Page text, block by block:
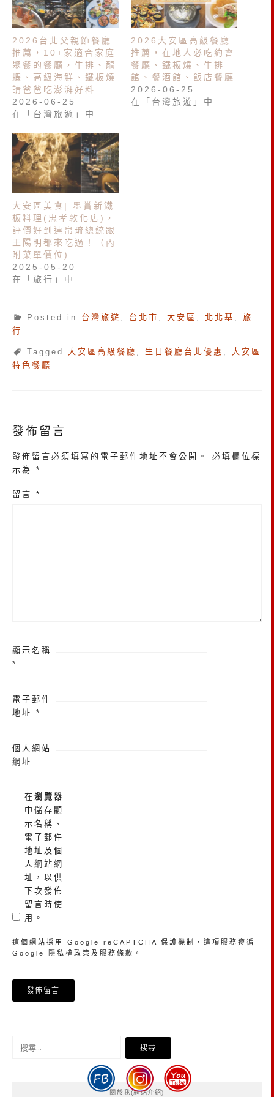
2026台北父親節餐廳
推薦，10+家適合家庭
聚餐的餐廳，牛排、龍
蝦、高級海鮮、鐵板燒
請爸爸吃澎湃好料
2026-06-25
在「台灣旅遊」中
2026大安區高級餐廳
推薦，在地人必吃約會
餐廳、鐵板燒、牛排
館、餐酒館、飯店餐廳
2026-06-25
在「台灣旅遊」中
大安區美食| 墨賞新鐵
板料理(忠孝敦化店)，
評價好到連帛琉總統跟
王陽明都來吃過！（內
附菜單價位)
2025-05-20
在「旅行」中
Posted in 台灣旅遊 , 台北市 , 大安區 , 北北基 , 旅
行
Tagged 大安區高級餐廳 , 生日餐廳台北優惠 , 大安區
特色餐廳
發佈留言
發佈留言必須填寫的電子郵件地址不會公開。
必填欄位標
示為 *
留言 *
顯示名稱
*
電子郵件
地址 *
個人網站
網址
在 瀏覽器
中儲存顯
示名稱、
電子郵件
地址及個
人網站網
址，以供
下次發佈
留言時使
用。
這個網站採用 Google reCAPTCHA 保護機制，這項服務遵循
Google
隱私權政策 及 服務條款 。
關於我(網站介紹)